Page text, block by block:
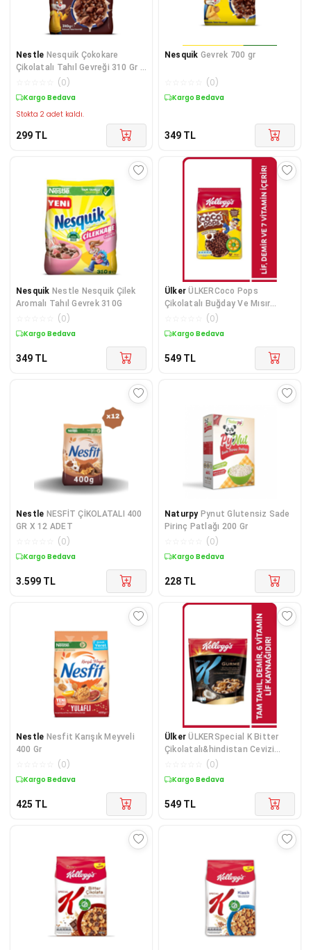
Nestle Nesquik Çokokare
Çikolatalı Tahıl Gevreği 310 Gr x
(0)
Kargo Bedava
Stokta 2 adet kaldı.
299 TL
Nesquik Gevrek 700 gr
(0)
Kargo Bedava
349 TL
Nesquik Nestle Nesquik Çilek
Aromalı Tahıl Gevrek 310G
(0)
Kargo Bedava
349 TL
Ülker ÜLKERCoco Pops
Çikolatalı Buğday Ve Mısır
Gevreği 450 Gr,
(0)
Kargo Bedava
549 TL
Nestle NESFİT ÇİKOLATALI 400
GR X 12 ADET
(0)
Kargo Bedava
3.599 TL
Naturpy Pynut Glutensiz Sade
Pirinç Patlağı 200 Gr
(0)
Kargo Bedava
228 TL
Nestle Nesfit Karışık Meyveli
400 Gr
(0)
Kargo Bedava
425 TL
Ülker ÜLKERSpecial K Bitter
Çikolatalı&hindistan Cevizi
Dilimli 300 Gr,%46 Yulaf Içerir,lif
(0)
Kargo Bedava
549 TL